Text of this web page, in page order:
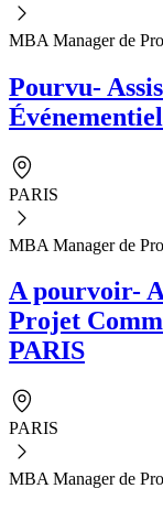
MBA Manager de
Pourvu-
PARIS
MBA Manager de
A pourvoir-
Projet
PARIS
PARIS
MBA Manager de